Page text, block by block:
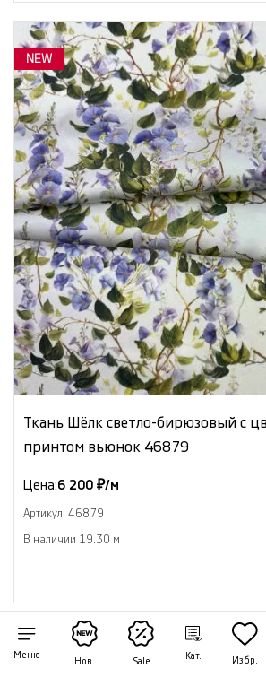
Меню
Нов. Sale
Кат. Избр.
NEW
Ткань Шёлк светло-бирюзовый с
принтом вьюнок 46879
Цена:6 200 ₽/м
Артикул: 46879
В наличии 19.30 м
NEW